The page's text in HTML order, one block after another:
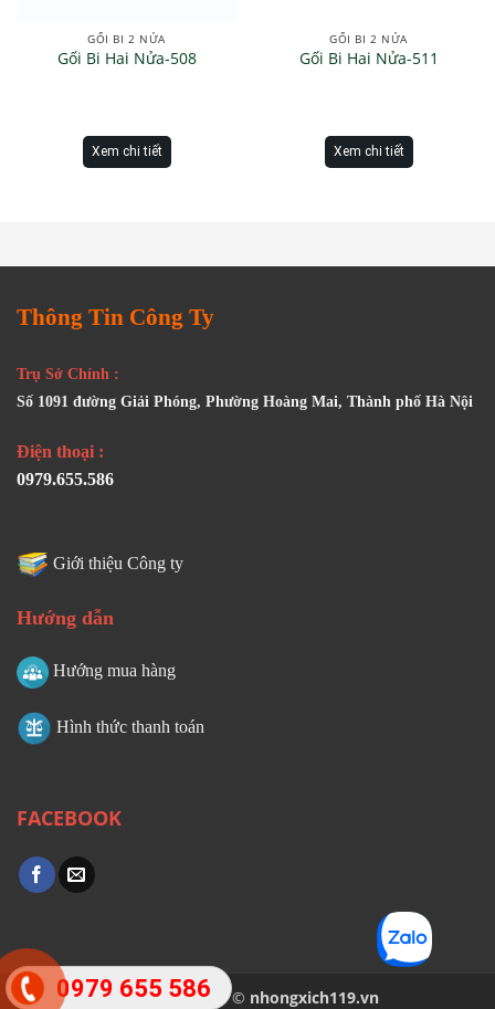
0979 655 586
GỐI BI 2 NỬA
Gối Bi Hai Nửa-508
Xem chi tiết
GỐI BI 2 NỬA
Gối Bi Hai Nửa-511
Xem chi tiết
Thông Tin Công Ty
Trụ Sở Chính :
Số 1091 đường Giải Phóng, Phường Hoàng Mai, Thành phố Hà Nội
Điện thoại :
0979.655.586
Giới thiệu Công ty
Hướng dẫn
Hướng mua hàng
Hình thức thanh toán
FACEBOOK
Copyright 2026 © nhongxich119.vn